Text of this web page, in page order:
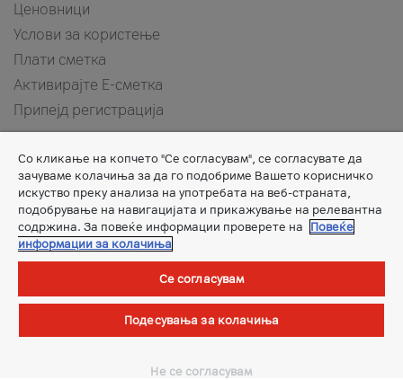
Ценовници
Услови за користење
Плати сметка
Активирајте Е-сметка
Припејд регистрација
Поддршка
Секција за поддршка
Контакт форма
Закажи бизнис состанок
A1 Продажни места
Со кликање на копчето "Се согласувам", се согласувате да
зачуваме колачиња за да го подобриме Вашето корисничко
искуство преку анализа на употребата на веб-страната,
подобрување на навигацијата и прикажување на релевантна
содржина. За повеќе информации проверете на
Повеќе
информации за колачиња
Се согласувам
Не се согласувам
Подесувања за колачиња